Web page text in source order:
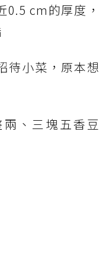
0.5 cm的厚度，
待小菜，原本想
、三塊五香豆